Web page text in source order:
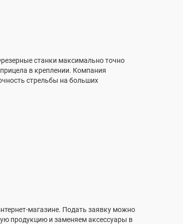
станки максимально точно
в креплении. Компания
стрельбы на больших
магазине. Подать заявку можно
продукцию и заменяем аксессуары в